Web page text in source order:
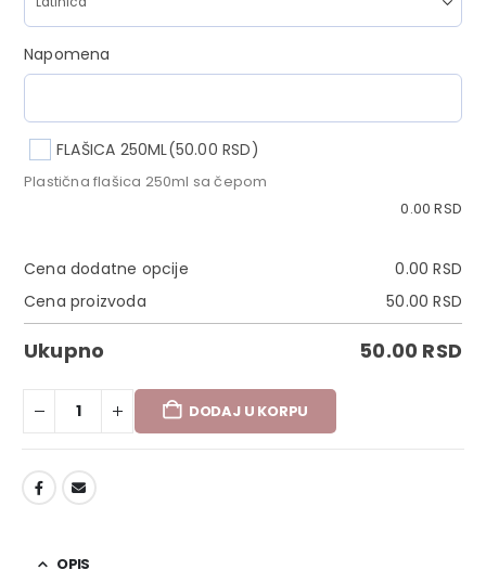
Napomena
FLAŠICA 250ML(50.00 RSD)
Plastična flašica 250ml sa čepom
0.00RSD
Cena dodatne opcije 0.00RSD
Cena proizvoda
50.00RSD
Ukupno 50.00 RSD
DODAJ U KORPU
OPIS